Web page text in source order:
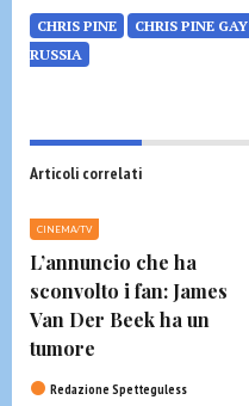
CHRIS PINE CHRIS PINE GAY
RUSSIA
Articoli correlati
CINEMA/TV
L’annuncio che ha
sconvolto i fan: James
Van Der Beek ha un
tumore
Redazione Spetteguless